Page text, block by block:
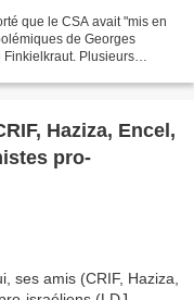
que le CSA avait "mis en
de Georges
Plusieurs
Haziza, Encel,
pro-